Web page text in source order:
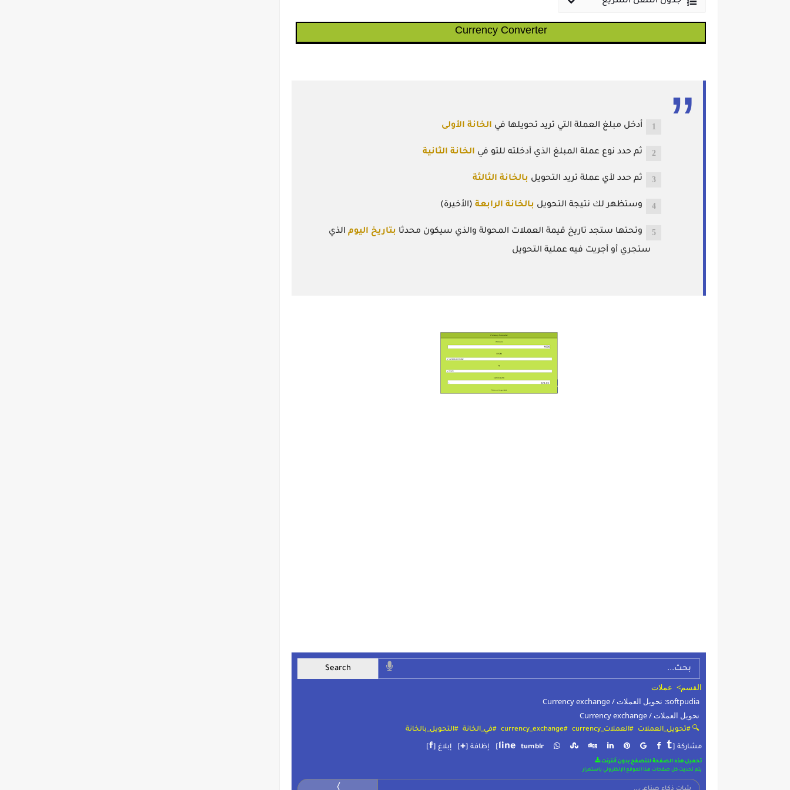
Currency Converter
أدخل مبلغ العملة التي تريد تحويلها في الخانة الأولى
ثم حدد نوع عملة المبلغ الذي أدخلته للتو في الخانة الثانية
ثم حدد لأي عملة تريد التحويل بالخانة الثالثة
وستظهر لك نتيجة التحويل بالخانة الرابعة (الأخيرة)
وتحتها ستجد تاريخ قيمة العملات المحولة والذي سيكون محدثا بتاريخ اليوم الذي
ستجري أو أجريت فيه عملية التحويل
القسم> عملات
softpudia: تحويل العملات / Currency exchange
تحويل العملات / Currency exchange
🔍 #تحويل_العملات #العملات_currency #currency_exchange #في_الخانة #التحويل_بالخانة
مشاركة [ line tumblr t
] إظافة [+
] إبلاغ [f
]
تحميل هذه الصفحة للتصفح بدون أنترنت
يتم تحديث كل صفحات هذا الموقع الإلكتروني باستمرار